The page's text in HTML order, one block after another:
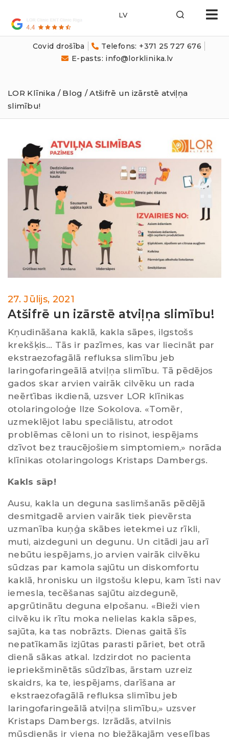
Covid drošība
Telefons: +371 25 727 676
E-pasts: info@lorklinika.lv
LOR
Klīnika
LOR Klīnika / Blog / Atšifrē un izārstē atviļņa
slimību!
27. Jūlijs, 2021
Atšifrē un izārstē atviļņa slimību!
Kņudināšana kaklā, kakla sāpes, ilgstošs
krekšķis… Tās ir pazīmes, kas var liecināt par
ekstraezofagālā refluksa slimību jeb
laringofaringeālā atviļņa slimību. Tā pēdējos
gados skar arvien vairāk cilvēku un rada
neērtības ikdienā, uzsver LOR klīnikas
otolaringoloģe Ilze Sokolova. «Tomēr,
uzmeklējot labu speciālistu, atrodot
problēmas cēloni un to risinot, iespējams
dzīvot bez traucējošiem simptomiem,» norāda
klīnikas otolaringologs Kristaps Dambergs.
Kakls sāp!
Ausu, kakla un deguna saslimšanās pēdējā
desmitgadē arvien vairāk tiek pievērsta
uzmanība kuņģa skābes ietekmei uz rīkli,
muti, aizdeguni un degunu. Un citādi jau arī
nebūtu iespējams, jo arvien vairāk cilvēku
sūdzas par kamola sajūtu un diskomfortu
kaklā, hronisku un ilgstošu klepu, kam īsti nav
iemesla, tecēšanas sajūtu aizdegunē,
apgrūtinātu deguna elpošanu. «Bieži vien
cilvēku ik rītu moka nelielas kakla sāpes,
sajūta, ka tas nobrāzts. Dienas gaitā šīs
nepatīkamās izjūtas parasti pāriet, bet otrā
dienā sākas atkal. Izdzirdot no pacienta
iepriekšminētās sūdzības, ārstam uzreiz
skaidrs, ka te, iespējams, darīšana ar
ekstraezofagālā refluksa slimību jeb
laringofaringeālā atviļņa slimību,» uzsver
Kristaps Dambergs. Izrādās, atvilnis
mūsdienās ir viena no biežākajām veselības